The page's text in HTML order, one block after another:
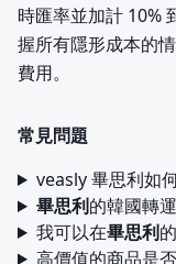
時匯率並加計 10%
握所有隱形成本的
費用。
常見問題
veasly 畢思利如
畢思利的韓國轉
我可以在畢思利
高價值的商品是